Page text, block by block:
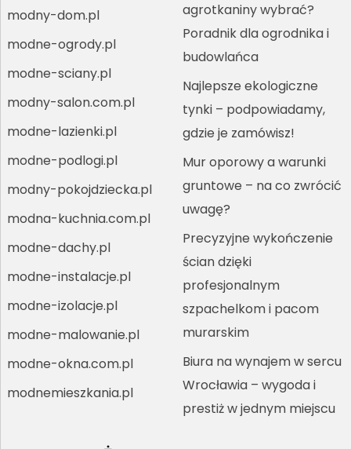
modny-dom.pl
modne-ogrody.pl
modne-sciany.pl
modny-salon.com.pl
modne-lazienki.pl
modne-podlogi.pl
modny-pokojdziecka.pl
modna-kuchnia.com.pl
modne-dachy.pl
modne-instalacje.pl
modne-izolacje.pl
modne-malowanie.pl
modne-okna.com.pl
modnemieszkania.pl
agrotkaniny wybrać?
Poradnik dla ogrodnika i
budowlańca
Najlepsze ekologiczne
tynki – podpowiadamy,
gdzie je zamówisz!
Mur oporowy a warunki
gruntowe – na co zwrócić
uwagę?
Precyzyjne wykończenie
ścian dzięki
profesjonalnym
szpachelkom i pacom
murarskim
Biura na wynajem w sercu
Wrocławia – wygoda i
prestiż w jednym miejscu